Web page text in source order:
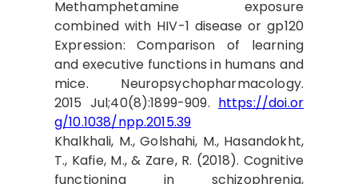
Methamphetamine exposure
combined with HIV-1 disease or gp120
Expression: Comparison of learning
and executive functions in humans and
mice. Neuropsychopharmacology.
2015 Jul;40(8):1899-909. https://doi.or
g/10.1038/npp.2015.39
Khalkhali, M., Golshahi, M., Hasandokht,
T., Kafie, M., & Zare, R. (2018). Cognitive
functioning in schizophrenia,